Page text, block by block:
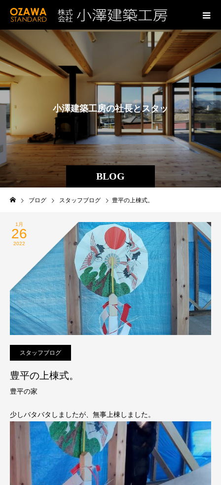
BLOG
建 築工房の社長とスタッフのブ ログ
ブログ スタッフブログ 豊平の上棟式。
1月
26
2022
スタッフブログ
豊平の上棟式。
豊平の家
少しバタバタしましたが、無事上棟しました。